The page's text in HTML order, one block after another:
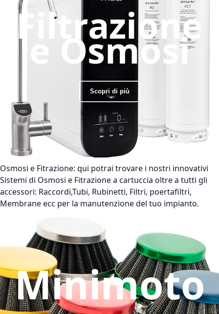
Filtrazione
e Osmosi
Scopri di più
Osmosi e Fitrazione: qui potrai trovare i nostri innovativi
Sistemi di Osmosi e Fitrazione a cartuccia oltre a tutti gli
accessori: Raccordi,Tubi, Rubinetti, Filtri, poertafiltri,
Membrane ecc per la manutenzione del tuo impianto.
Minimoto